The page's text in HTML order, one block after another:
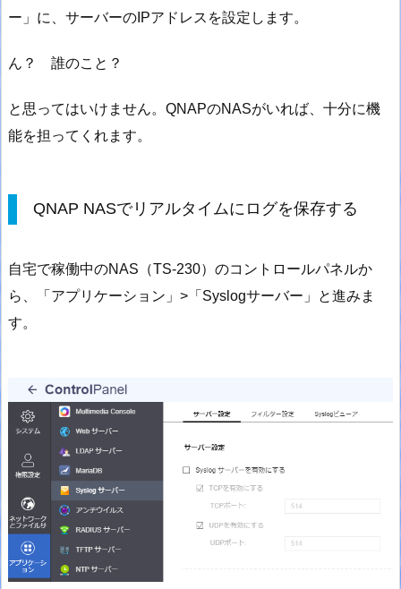
ー」に、サーバーのIPアドレスを設定します。
ん？ 誰のこと？
と思ってはいけません。QNAPのNASがいれば、十分に機
能を担ってくれます。
QNAP NASでリアルタイムにログを保存する
自宅で稼働中のNAS（TS-230）のコントロールパネルか
ら、「アプリケーション」>「Syslogサーバー」と進みま
す。